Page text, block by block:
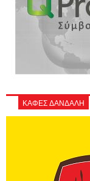
ΚΑΦΕΣ ΔΑΝΔΑΛΗ